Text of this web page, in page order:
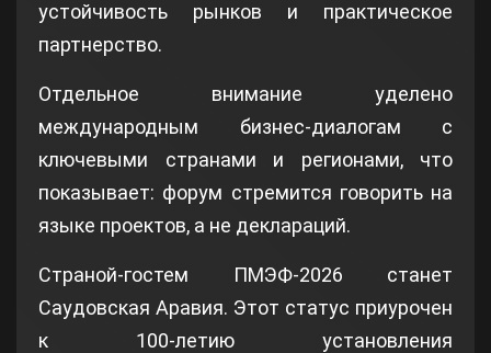
устойчивость рынков и практическое
партнерство.
Отдельное внимание уделено
международным бизнес-диалогам с
ключевыми странами и регионами, что
показывает: форум стремится говорить на
языке проектов, а не деклараций.
Страной-гостем ПМЭФ-2026 станет
Саудовская Аравия. Этот статус приурочен
к 100-летию установления